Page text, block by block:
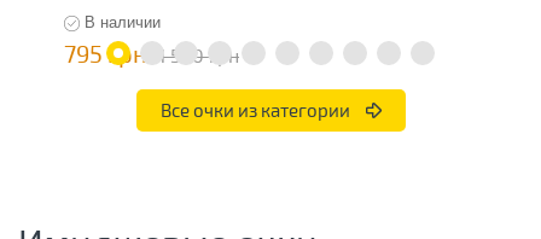
В наличии
795 грн 1 590 грн
Все очки из категории